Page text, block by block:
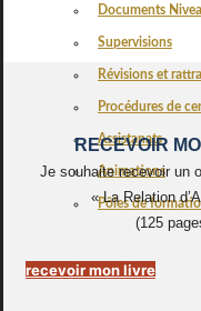
Documents
Supervisions
Révisions et
Procédures de
Assistanats
Animations
Pôles de
RECEVOIR
Je souhaite recevoir un
« La Relation
(125
recevoir mon livre